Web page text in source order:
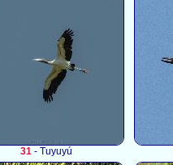
31 - Tuyuyú